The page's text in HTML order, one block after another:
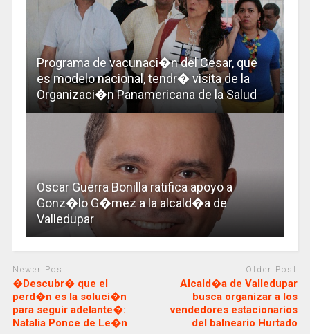
Programa de vacunaci�n del Cesar, que
es modelo nacional, tendr� visita de la
Organizaci�n Panamericana de la Salud
Oscar Guerra Bonilla ratifica apoyo a
Gonz�lo G�mez a la alcald�a de
Valledupar
Newer Post
�Descubr� que el
perd�n es la soluci�n
para seguir adelante�:
Natalia Ponce de Le�n
Older Post
Alcald�a de Valledupar
busca organizar a los
vendedores estacionarios
del balneario Hurtado